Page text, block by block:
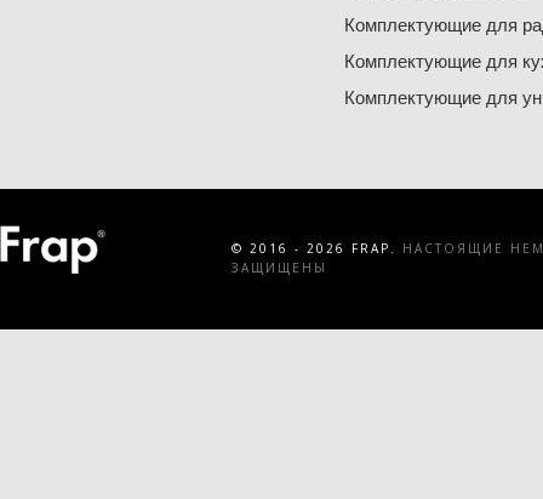
Комплектующие для
Комплектующие для
Комплектующие для
© 2016 - 2026 FRAP.
НАСТОЯЩИЕ
ЗАЩИЩЕНЫ